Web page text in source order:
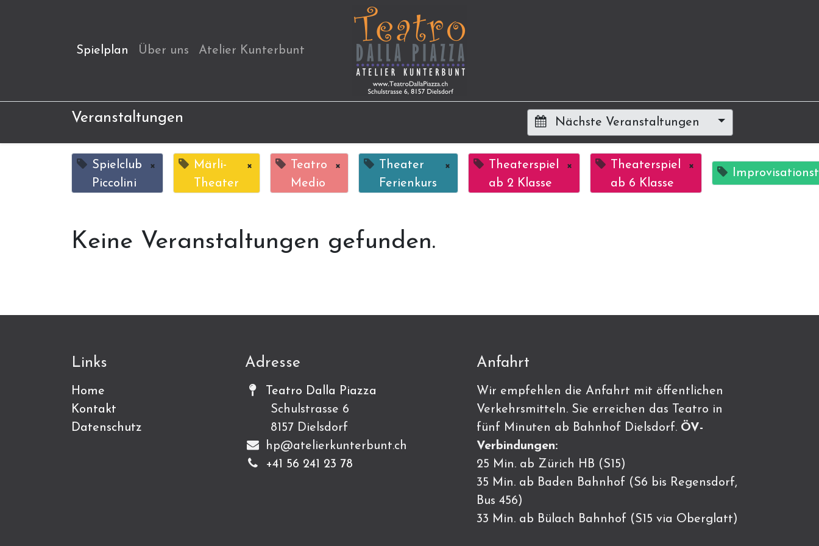
Spielplan Über uns Atelier Kunterbunt
Veranstaltungen Nächste Veranstaltungen
Spielclub
Piccolini
×
Märli-
Theater
×
Teatro
Medio
×
Theater
Ferienkurs
×
Theaterspiel
ab 2 Klasse
×
Theaterspiel
ab 6 Klasse
×
Keine Veranstaltungen gefunden.
Links
Home
Kontakt
Datenschutz
Adresse
Teatro Dalla Piazza
Schulstrasse 6
8157 Dielsdorf
hp@atelierkunterbunt.ch
+41 56 241 23 78
Anfahrt
Wir empfehlen die Anfahrt mit öffentlichen
Verkehrsmitteln. Sie erreichen das Teatro in
fünf Minuten ab Bahnhof Dielsdorf. ÖV-
Verbindungen:
25 Min. ab Zürich HB (S15)
35 Min. ab Baden Bahnhof (S6 bis Regensdorf,
Bus 456)
33 Min. ab Bülach Bahnhof (S15 via Oberglatt)